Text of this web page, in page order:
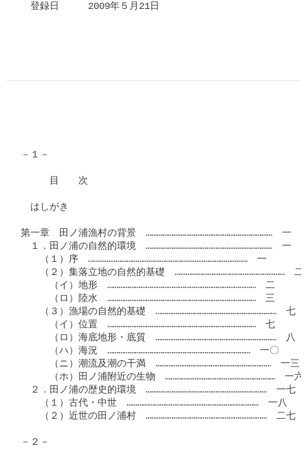
登録日　　　2009年５月21日
－１－
目　　次
はしがき
第一章　田ノ浦漁村の背景　……………………………………………………………　一
１．田ノ浦の自然的環境　……………………………………………………………　一
（１）序　……………………………………………………………………………　一
（２）集落立地の自然的基礎　……………………………………………………　二
（イ）地形　………………………………………………………………………　二
（ロ）陸水　………………………………………………………………………　三
（３）漁場の自然的基礎　…………………………………………………………　七
（イ）位置　………………………………………………………………………　七
（ロ）海底地形・底質　…………………………………………………………　八
（ハ）海況　……………………………………………………………………　一〇
（ニ）潮流及潮の干満　………………………………………………………　一三
（ホ）田ノ浦附近の生物　……………………………………………………　一六
２．田ノ浦の歴史的環境　…………………………………………………………　一七
（１）古代・中世　………………………………………………………………　一八
（２）近世の田ノ浦村　…………………………………………………………　二七
－２－